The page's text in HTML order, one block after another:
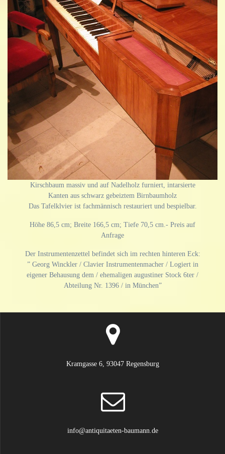
Kirschbaum massiv und auf Nadelholz furniert, intarsierte
Kanten aus schwarz gebeiztem Birnbaumholz
Das Tafelklvier ist fachmännisch restauriert und bespielbar.
Höhe 86,5 cm; Breite 166,5 cm; Tiefe 70,5 cm.- Preis auf
Anfrage
Der Instrumentenzettel befindet sich im rechten hinteren Eck:
” Georg Winckler / Clavier Instrumentenmacher / Logiert in
eigener Behausung dem / ehemaligen augustiner Stock 6ter /
Abteilung Nr. 1396 / in München”
Kramgasse 6, 93047 Regensburg
info@antiquitaeten-baumann.de